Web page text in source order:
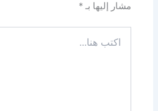
مشار إليها بـ*
هنا...